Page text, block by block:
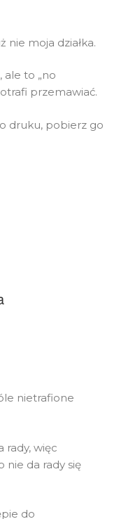
nie moja działka.
ale to „no
przemawiać.
druku, pobierz go
nietrafione
rady, więc
nie da rady się
do